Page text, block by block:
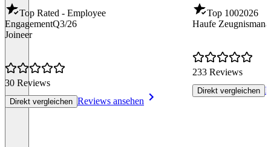
Top Rated - Employee
EngagementQ3/26
Joineer
30 Reviews
Direkt vergleichen Reviews ansehen
Top 1002026
Haufe
233 Reviews
Direkt vergleichen